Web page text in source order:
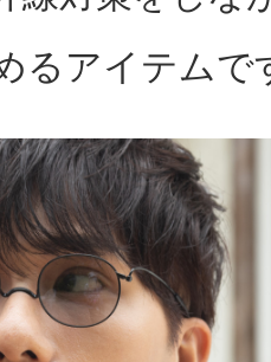
るアイテムで